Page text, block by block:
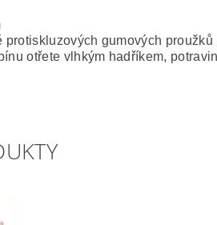
protiskluzových gumových proužků
otřete vlhkým hadříkem,